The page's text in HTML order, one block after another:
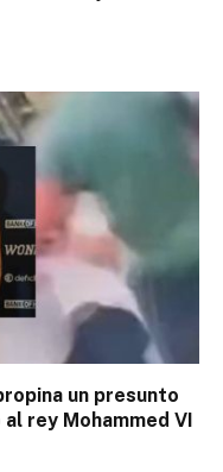
un presunto
rey Mohammed VI